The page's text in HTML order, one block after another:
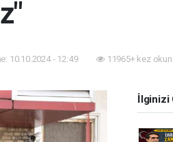
10.10.2024 - 12:49 11965+ kez
İlginizi